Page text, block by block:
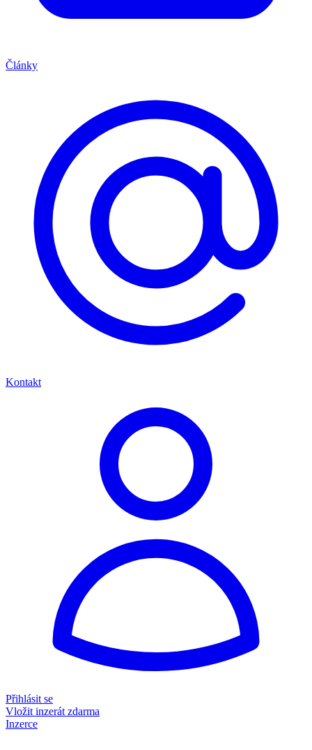
Články
Kontakt
Přihlásit se
Vložit inzerát zdarma
Inzerce